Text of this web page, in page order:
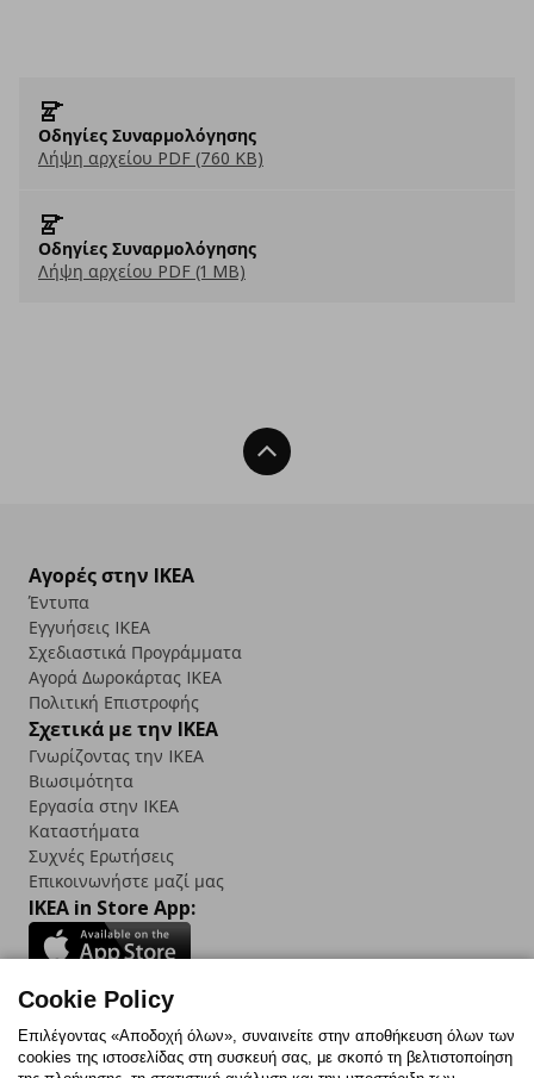
Οδηγίες Συναρμολόγησης
Λήψη αρχείου PDF (760 KB)
Οδηγίες Συναρμολόγησης
Λήψη αρχείου PDF (1 MB)
Back To Top
Αγορές στην IKEA
Έντυπα
Εγγυήσεις IKEA
Σχεδιαστικά Προγράμματα
Αγορά Δωρoκάρτας IKEA
Πολιτική Επιστροφής
Σχετικά με την IKEA
Γνωρίζοντας την IKEA
Βιωσιμότητα
Εργασία στην IKEA
Καταστήματα
Συχνές Ερωτήσεις
Επικοινωνήστε μαζί μας
IKEA in Store App:
Follow us:
Cookie Policy
Επιλέγοντας «Αποδοχή όλων», συναινείτε στην αποθήκευση όλων των
cookies της ιστοσελίδας στη συσκευή σας, με σκοπό τη βελτιστοποίηση